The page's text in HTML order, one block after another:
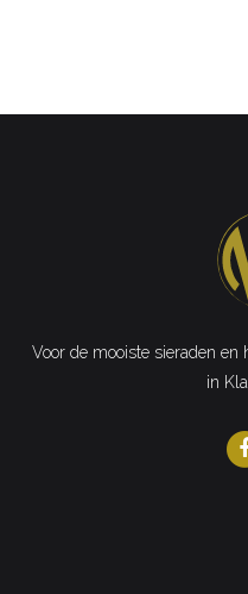
Voor de mooiste sieraden en
in